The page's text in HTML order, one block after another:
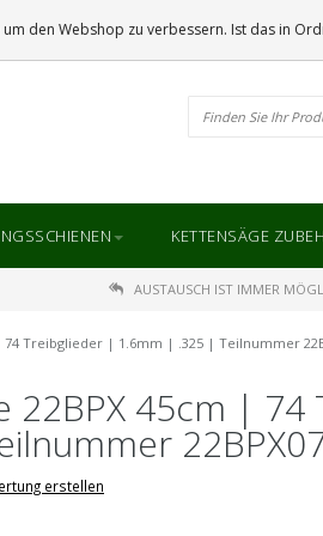
KETTENSÄGE
AUSTAUSCH IST IMMER
74 Treibglieder | 1.6mm | .325 | Teilnummer
22BPX 45cm | 74
erstellen
den Webshop zu verbessern. Ist das in